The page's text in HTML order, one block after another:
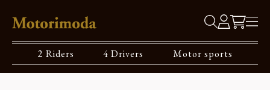
2 Riders 4 Drivers Motor sports